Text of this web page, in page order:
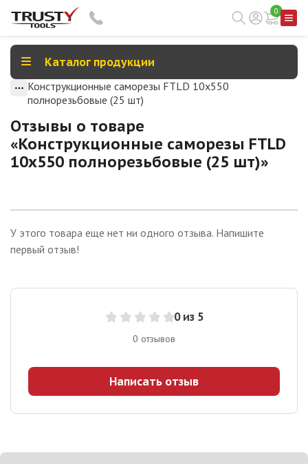
0
Каталог продукции
Конструкционные саморезы FTLD 10х550
полнорезьбовые (25 шт)
Отзывы о товаре
«Конструкционные саморезы FTLD
10х550 полнорезьбовые (25 шт)»
0 из 5
0 отзывов
Написать отзыв
У этого товара еще нет ни одного отзыва. Напишите
первый отзыв!